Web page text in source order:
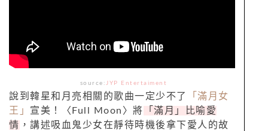
source: JYP Entertaiment
說到韓星和月亮相關的歌曲一定少不了
「滿月女
王」 宣美！〈Full Moon〉將 「滿月」比喻愛
情 ，講述吸血鬼少女在靜待時機後拿下愛人的故